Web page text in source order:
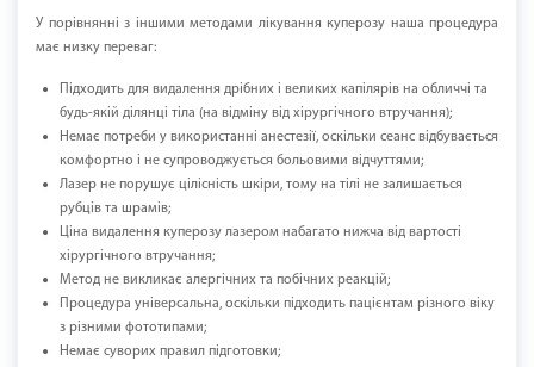
У порівнянні з іншими методами лікування куперозу наша процедура
має низку переваг:
Підходить для видалення дрібних і великих капілярів на обличчі та
будь-якій ділянці тіла (на відміну від хірургічного втручання);
Немає потреби у використанні анестезії, оскільки сеанс відбувається
комфортно і не супроводжується больовими відчуттями;
Лазер не порушує цілісність шкіри, тому на тілі не залишається
рубців та шрамів;
Ціна видалення куперозу лазером набагато нижча від вартості
хірургічного втручання;
Метод не викликає алергічних та побічних реакцій;
Процедура універсальна, оскільки підходить пацієнтам різного віку
з різними фототипами;
Немає суворих правил підготовки;